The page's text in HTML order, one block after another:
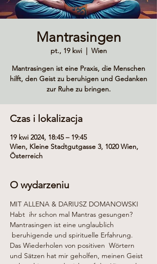
Mantrasingen
pt., 19 kwi
  |
Wien
Mantrasingen ist eine Praxis, die Menschen
hilft, den Geist zu beruhigen und Gedanken
zur Ruhe zu bringen.
Czas i lokalizacja
19 kwi 2024, 18:45 – 19:45
Wien, Kleine Stadtgutgasse 3, 1020 Wien,
Österreich
O wydarzeniu
MIT ALLENA & DARIUSZ DOMANOWSKI
Habt  ihr schon mal Mantras gesungen?
Mantrasingen ist eine unglaublich
beruhigende und spirituelle Erfahrung.
Das Wiederholen von positiven  Wörtern
und Sätzen hat mir geholfen, meinen Geist